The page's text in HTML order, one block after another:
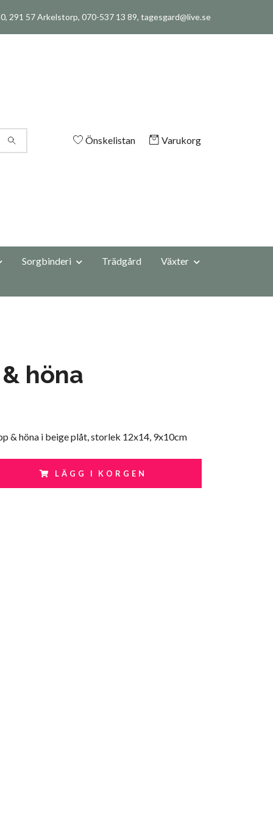
291 57 Arkelstorp, 070-537 13 89, tagesgard@live.se
Önskelistan Varukorg
Sorgbinderi Trädgård
Växter
höna
& höna i beige plåt, storlek 12x14, 9x10cm
LÄGG I KORGEN